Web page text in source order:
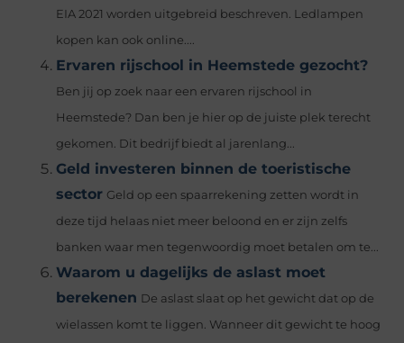
EIA 2021 worden uitgebreid beschreven. Ledlampen
kopen kan ook online....
Ervaren rijschool in Heemstede gezocht?
Ben jij op zoek naar een ervaren rijschool in
Heemstede? Dan ben je hier op de juiste plek terecht
gekomen. Dit bedrijf biedt al jarenlang...
Geld investeren binnen de toeristische
sector Geld op een spaarrekening zetten wordt in
deze tijd helaas niet meer beloond en er zijn zelfs
banken waar men tegenwoordig moet betalen om te...
Waarom u dagelijks de aslast moet
berekenen De aslast slaat op het gewicht dat op de
wielassen komt te liggen. Wanneer dit gewicht te hoog